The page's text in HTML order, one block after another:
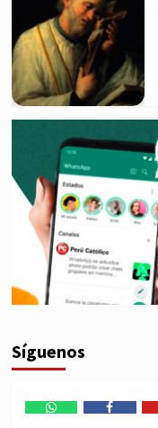
Síguenos